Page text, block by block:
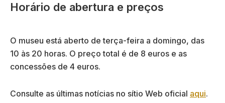
Horário de abertura e preços
O museu está aberto de terça-feira a domingo, das
10 às 20 horas. O preço total é de 8 euros e as
concessões de 4 euros.
Consulte as últimas notícias no sítio Web oficial aqui.